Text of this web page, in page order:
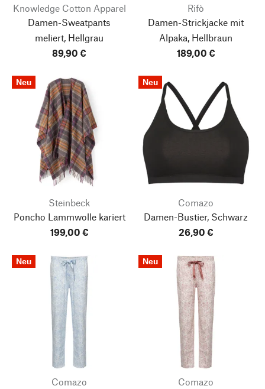
Knowledge Cotton Apparel
Damen-Sweatpants
meliert, Hellgrau
89,90 €
Rifò
Damen-Strickjacke mit
Alpaka, Hellbraun
189,00 €
Neu
Steinbeck
Poncho Lammwolle kariert
199,00 €
Neu
Comazo
Damen-Bustier, Schwarz
26,90 €
Neu
Comazo
Neu
Comazo